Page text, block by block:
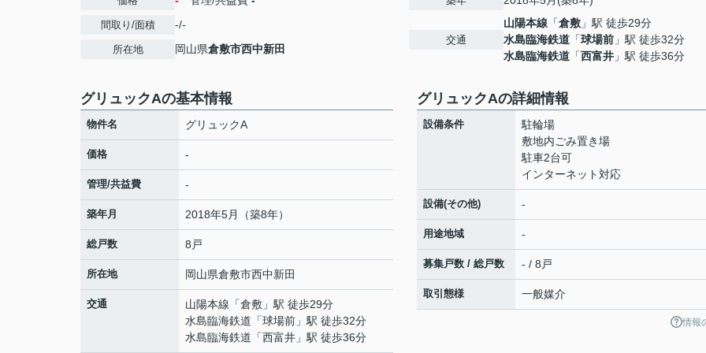
間取り/面積 -/-
所在地 岡山県倉敷市西中新田
交通
山陽本線 「倉敷 」駅 徒歩29分
水島臨海鉄道 「球場前 」駅 徒歩32分
水島臨海鉄道 「西富井 」駅 徒歩36分
グリュックAの基本情報
物件名 グリュックA
価格 -
管理/共益費 -
築年月 2018年5月（築8年）
総戸数 8戸
所在地 岡山県倉敷市西中新田
交通 山陽本線 「倉敷 」駅 徒歩29分
水島臨海鉄道 「球場前 」駅 徒歩32分
水島臨海鉄道 「西富井 」駅 徒歩36分
グリュックAの詳細情報
設備条件
駐輪場
敷地内ごみ置き場
駐車2台可
インターネット対応
設備(その他) -
用途地域 -
募集戸数 / 総戸数 - / 8戸
取引態様 一般媒介
情報